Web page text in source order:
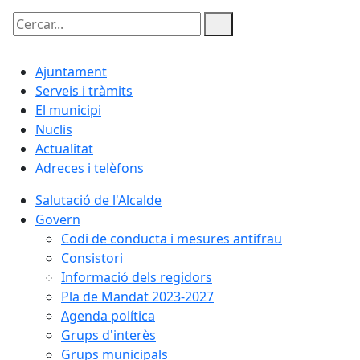
Cercar:
Ajuntament
Serveis i tràmits
El municipi
Nuclis
Actualitat
Adreces i telèfons
Salutació de l'Alcalde
Govern
Codi de conducta i mesures antifrau
Consistori
Informació dels regidors
Pla de Mandat 2023-2027
Agenda política
Grups d'interès
Grups municipals